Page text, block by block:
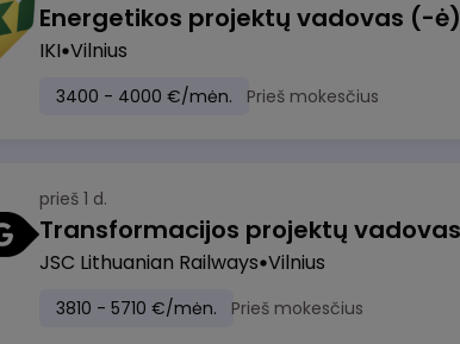
Energetikos projektų vadovas (-ė)
IKI Vilnius
3400 - 4000 €/mėn. Prieš mokesčius
prieš 1 d.
JSC Lithuanian Railways Vilnius
3810 - 5710 €/mėn. Prieš mokesčius